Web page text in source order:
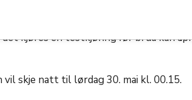
har Vestfold fylkeskommune og
på Kanalbrua i Tønsberg 2.
kjøres en testkjøring før brua kan
vil skje natt til lørdag 30. mai kl. 00.15.